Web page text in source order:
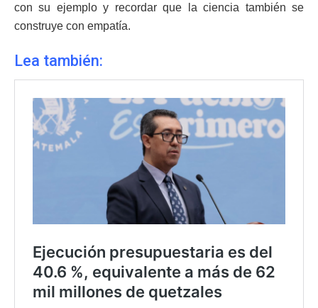
con su ejemplo y recordar que la ciencia también se
construye con empatía.
Lea también: